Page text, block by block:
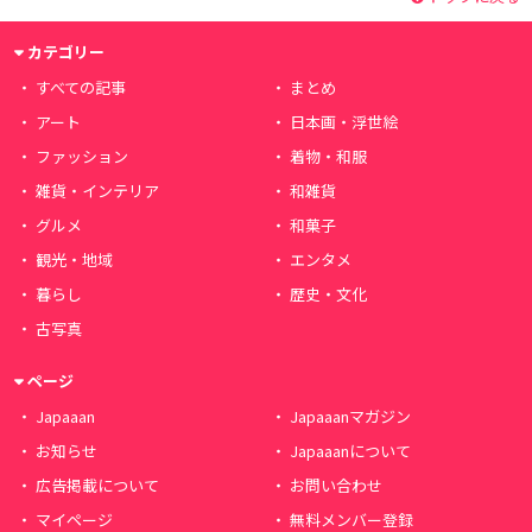
カテゴリー
すべての記事
まとめ
アート
日本画・浮世絵
ファッション
着物・和服
雑貨・インテリア
和雑貨
グルメ
和菓子
観光・地域
エンタメ
暮らし
歴史・文化
古写真
ページ
Japaaan
Japaaanマガジン
お知らせ
Japaaanについて
広告掲載について
お問い合わせ
マイページ
無料メンバー登録